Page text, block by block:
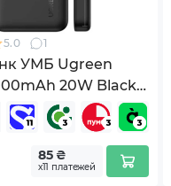
5.0 1
УМБ Ugreen
20W Black
85 ₴
х11 платежей